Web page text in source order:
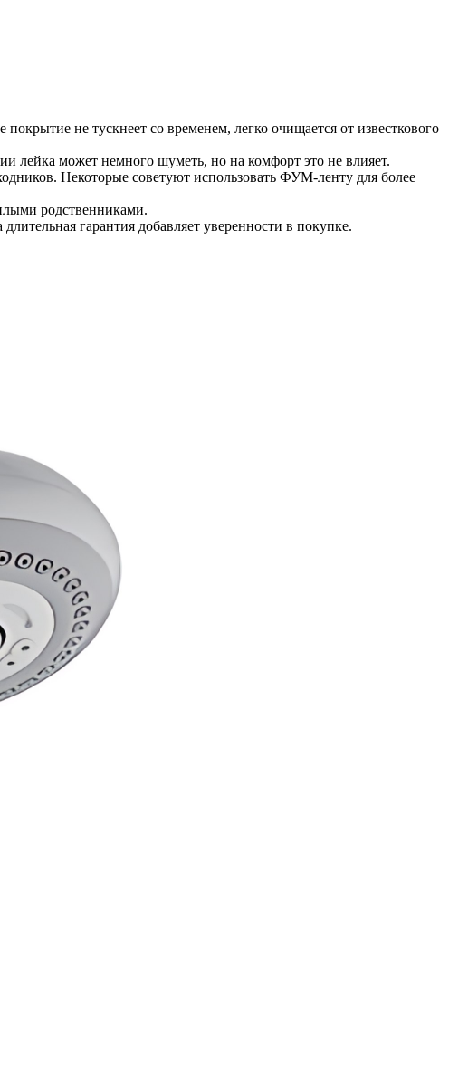
не тускнеет со временем, легко очищается от известкового
лейка может немного шуметь, но на комфорт это не влияет.
Некоторые советуют использовать ФУМ-ленту для более
родственниками.
гарантия добавляет уверенности в покупке.